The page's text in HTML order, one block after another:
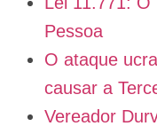
Pessoa
O ataque
causar a
Vereador